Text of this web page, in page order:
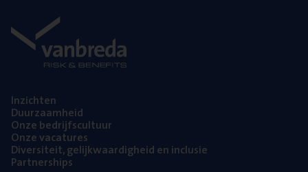
Inzich­ten
Duur­zaam­heid
Onze bedrijfs­cul­tuur
Onze vaca­tu­res
Diver­si­teit, gelijk­waar­dig­heid en inclusie
Part­ner­ships